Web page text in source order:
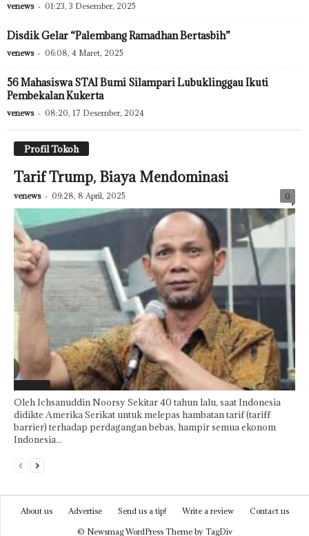
venews - 01:23, 3 Desember, 2025
Disdik Gelar “Palembang Ramadhan Bertasbih”
venews - 06:08, 4 Maret, 2025
56 Mahasiswa STAI Bumi Silampari Lubuklinggau Ikuti
Pembekalan Kukerta
venews - 08:20, 17 Desember, 2024
Profil Tokoh
Tarif Trump, Biaya Mendominasi
venews - 09:28, 8 April, 2025 0
Oleh Ichsanuddin Noorsy Sekitar 40 tahun lalu, saat Indonesia
didikte Amerika Serikat untuk melepas hambatan tarif (tariff
barrier) terhadap perdagangan bebas, hampir semua ekonom
Indonesia...
About us Advertise Send us a tip! Write a review
Contact us
© Newsmag WordPress Theme by TagDiv